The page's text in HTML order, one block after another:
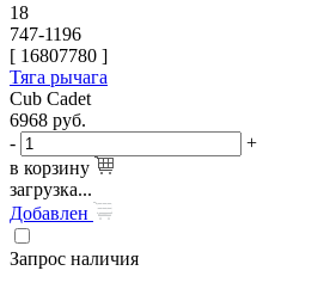
18
747-1196
[ 16807780 ]
Тяга рычага
Cub Cadet
6968 руб.
-
+
в корзину
загрузка...
Добавлен
Запрос наличия